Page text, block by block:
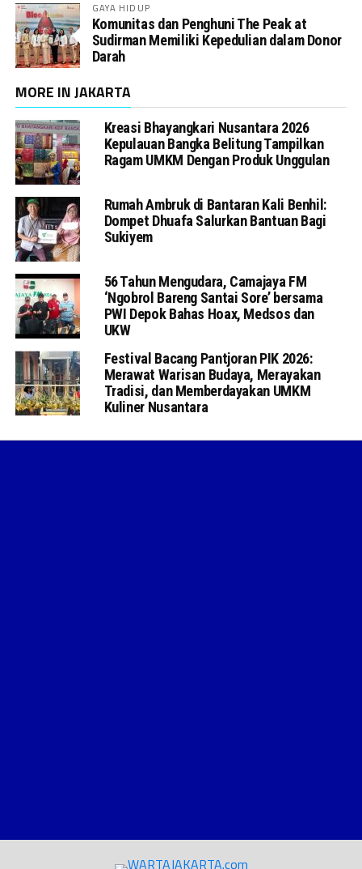
GAYA HIDUP
Komunitas dan Penghuni The Peak at
Sudirman Memiliki Kepedulian dalam Donor
Darah
MORE IN JAKARTA
Kreasi Bhayangkari Nusantara 2026
Kepulauan Bangka Belitung Tampilkan
Ragam UMKM Dengan Produk Unggulan
Rumah Ambruk di Bantaran Kali Benhil:
Dompet Dhuafa Salurkan Bantuan Bagi
Sukiyem
56 Tahun Mengudara, Camajaya FM
‘Ngobrol Bareng Santai Sore’ bersama
PWI Depok Bahas Hoax, Medsos dan
UKW
Festival Bacang Pantjoran PIK 2026:
Merawat Warisan Budaya, Merayakan
Tradisi, dan Memberdayakan UMKM
Kuliner Nusantara